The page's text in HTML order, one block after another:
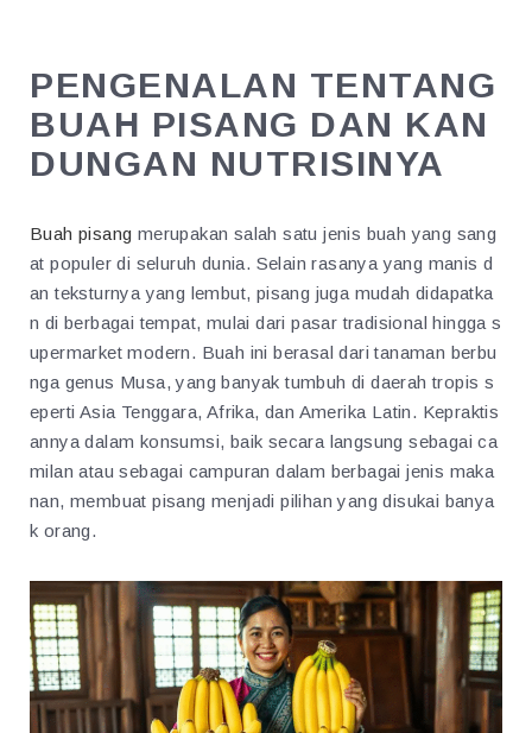
PENGENALAN TENTANG
BUAH PISANG DAN KAN
DUNGAN NUTRISINYA
Buah pisang merupakan salah satu jenis buah yang sang
at populer di seluruh dunia. Selain rasanya yang manis d
an teksturnya yang lembut, pisang juga mudah didapatka
n di berbagai tempat, mulai dari pasar tradisional hingga s
upermarket modern. Buah ini berasal dari tanaman berbu
nga genus Musa, yang banyak tumbuh di daerah tropis s
eperti Asia Tenggara, Afrika, dan Amerika Latin. Kepraktis
annya dalam konsumsi, baik secara langsung sebagai ca
milan atau sebagai campuran dalam berbagai jenis maka
nan, membuat pisang menjadi pilihan yang disukai banya
k orang.